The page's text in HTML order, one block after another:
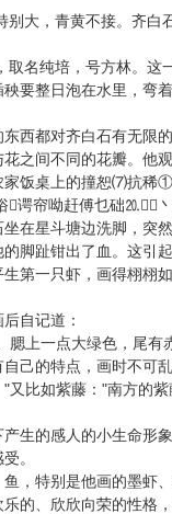
大，青黄不接。齐白
名纯培，号方林。这
要整日泡在水里，弯
都对齐白石有无限
之间不同的花瓣。他
家饭桌上的撞恕⑺抗稀
谔帘呦赶傅乜础⒛
星斗塘边洗脚，突然
脚趾钳出了血。这引
第一只虾，画得栩栩
自记道：
上一点大绿色，尾有
的特点，画时不可
又比如紫藤："南方的
的感人的小生命形象
。
特别是他画的墨虾
的、欣欣向荣的性格